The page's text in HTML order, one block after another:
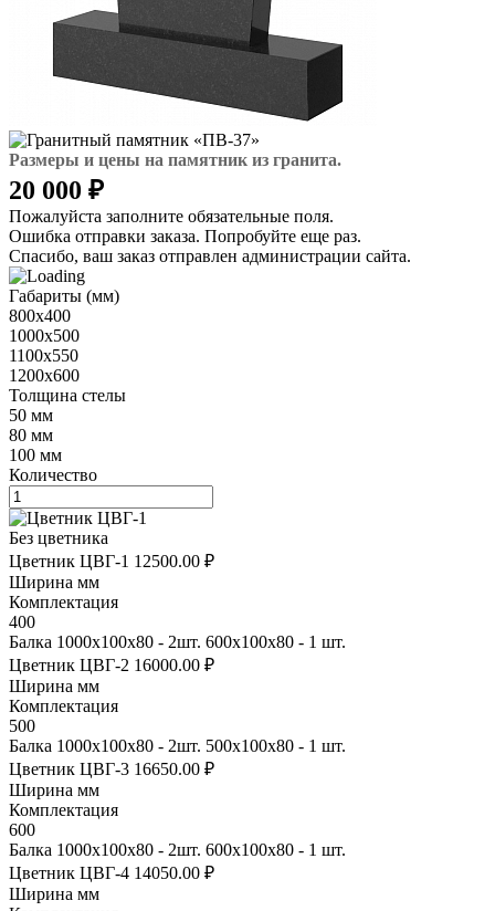
Размеры и цены на памятник из гранита.
20 000 ₽
Пожалуйста заполните обязательные поля.
Ошибка отправки заказа. Попробуйте еще раз.
Спасибо, ваш заказ отправлен администрации сайта.
Габариты (мм)
800х400
1000х500
1100х550
1200х600
Толщина стелы
50 мм
80 мм
100 мм
Количество
Без цветника
Цветник ЦВГ-1 12500.00 ₽
Ширина мм
Комплектация
400
Балка 1000х100х80 - 2шт. 600х100х80 - 1 шт.
Цветник ЦВГ-2 16000.00 ₽
Ширина мм
Комплектация
500
Балка 1000х100х80 - 2шт. 500х100х80 - 1 шт.
Цветник ЦВГ-3 16650.00 ₽
Ширина мм
Комплектация
600
Балка 1000х100х80 - 2шт. 600х100х80 - 1 шт.
Цветник ЦВГ-4 14050.00 ₽
Ширина мм